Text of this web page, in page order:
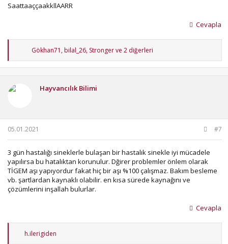
SaattaaççaakkllAARR
Cevapla
T
p
Gökhan71 ,bilal_26, Strongerve 2 diğerleri
Hayvancılık Bilimi
05.01.2021 #7
3 gün hastalığı sineklerle bulaşan bir hastalık sinekle iyi mücadele
yapılırsa bu hatalıktan korunulur. Dğirer problemler önlem olarak
TİGEM aşı yapıyordur fakat hiç bir aşı %100 çalışmaz. Bakım besleme
vb. şartlardan kaynaklı olabilir. en kısa sürede kaynağını ve
çözümlerini inşallah bulurlar.
Cevapla
T
h.ilerigiden